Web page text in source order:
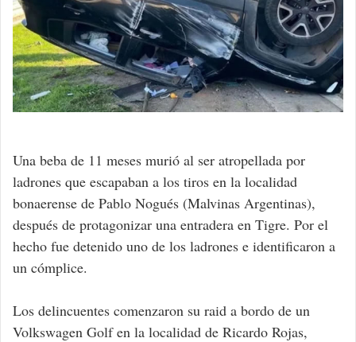
Una beba de 11 meses murió al ser atropellada por
ladrones que escapaban a los tiros en la localidad
bonaerense de Pablo Nogués (Malvinas Argentinas),
después de protagonizar una entradera en Tigre. Por el
hecho fue detenido uno de los ladrones e identificaron a
un cómplice.
Los delincuentes comenzaron su raid a bordo de un
Volkswagen Golf en la localidad de Ricardo Rojas,